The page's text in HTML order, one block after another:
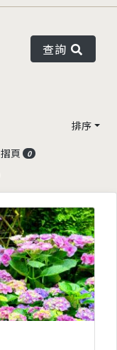
查詢
排序
摺頁 0